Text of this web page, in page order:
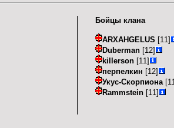
Бойцы клана
ARXAHGELUS [11]
Duberman [12]
killerson [11]
перпелкин [12]
Укус-Скорпиона
Rammstein [11]